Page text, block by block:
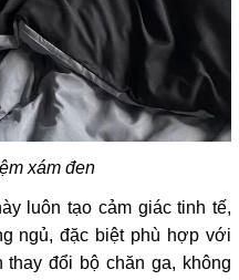
xám đen
luôn tạo cảm giác tinh tế,
ngủ, đặc biệt phù hợp với
đổi bộ chăn ga, không